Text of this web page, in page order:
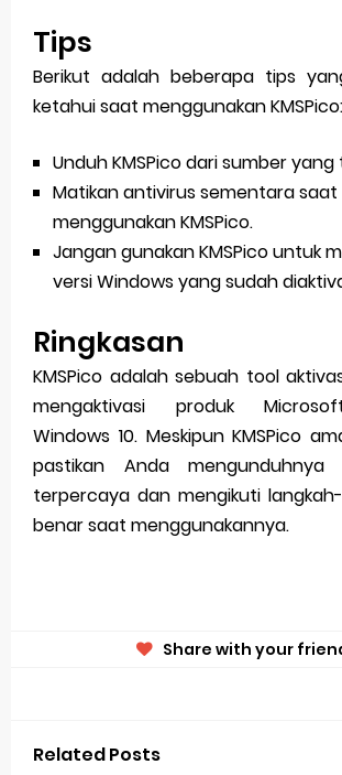
Tips
Berikut adalah beberapa tips
ketahui saat menggunakan KMSPico:
Unduh KMSPico dari sumber
Matikan antivirus sementara saat
menggunakan KMSPico.
Jangan gunakan KMSPico untuk
versi Windows yang sudah
Ringkasan
KMSPico adalah sebuah tool
mengaktivasi produk
Windows 10. Meskipun KMSPico
pastikan Anda
terpercaya dan mengikuti
benar saat menggunakannya.
Share with your
Related Posts